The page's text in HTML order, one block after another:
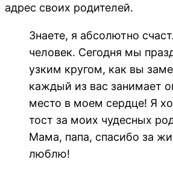
адрес своих родителей.
Знаете, я абсолютно
человек. Сегодня мы
узким кругом, как вы
каждый из вас занимает
место в моем сердце! Я
тост за моих чудесных
Мама, папа, спасибо за
люблю!